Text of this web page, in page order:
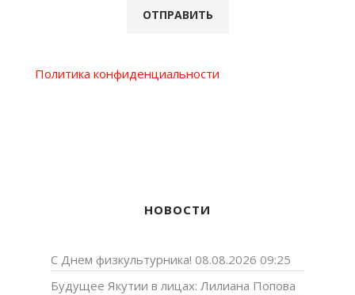
Политика конфиденциальности
НОВОСТИ
С Днем физкультурника! 08.08.2026 09:25
Будущее Якутии в лицах: Лилиана Попова